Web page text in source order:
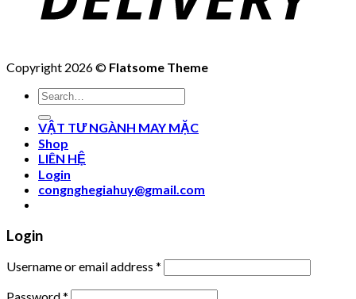
Copyright 2026 © Flatsome Theme
Search
for:
VẬT TƯ NGÀNH MAY MẶC
Shop
LIÊN HỆ
Login
congnghegiahuy@gmail.com
Login
Username or email address *